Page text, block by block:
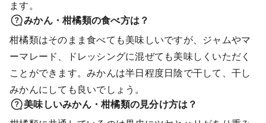
ます。
みかん・柑橘類の食べ方は？
柑橘類はそのまま食べても美味しいですが、ジャムやマ
ーマレード、ドレッシングに混ぜても美味しくいただく
ことができます。みかんは半日程度日陰で干して、干し
みかんにしても良いでしょう。
美味しいみかん・柑橘類の見分け方は？